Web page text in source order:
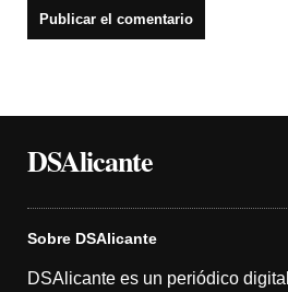
DSAlicante
Sobre DSAlicante
DSAlicante es un periódico